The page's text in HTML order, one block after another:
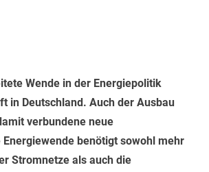
Wende in der Energiepolitik
in Deutschland. Auch der Ausbau
verbundene neue
benötigt sowohl mehr
Stromnetze als auch die